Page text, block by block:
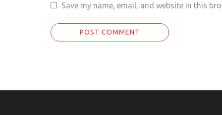
Save my name, email, and website in this